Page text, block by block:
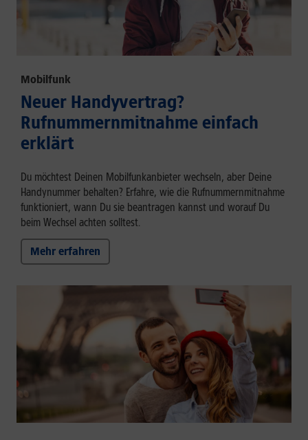
Mobilfunk
Neuer Handyvertrag?
Rufnummernmitnahme einfach
erklärt
Du möchtest Deinen Mobilfunkanbieter wechseln, aber Deine
Handynummer behalten? Erfahre, wie die Rufnummernmitnahme
funktioniert, wann Du sie beantragen kannst und worauf Du
beim Wechsel achten solltest.
Mehr erfahren